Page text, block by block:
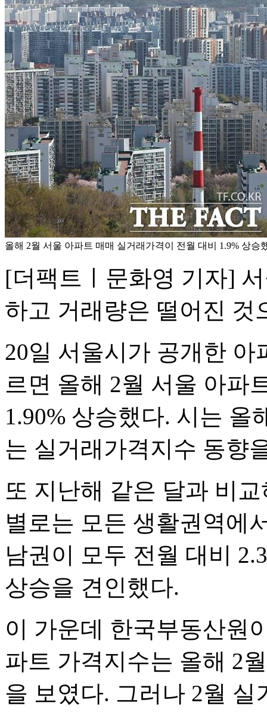
올해 2월 서울 아파트 매매 실거래가격이 전월 대비 1.9% 상승
[더팩트ㅣ문화영 기자]
하고 거래량은 떨어진 것
20일 서울시가 공개한
르면 올해 2월 서울 아파
1.90% 상승했다. 시는
는 실거래가격지수 동향
또 지난해 같은 달과 비
별로는 모든 생활권역에
남권이 모두 전월 대비
상승을 견인했다.
이 가운데 한국부동산원
파트 가격지수는 올해 2
을 보였다. 그러나 2월